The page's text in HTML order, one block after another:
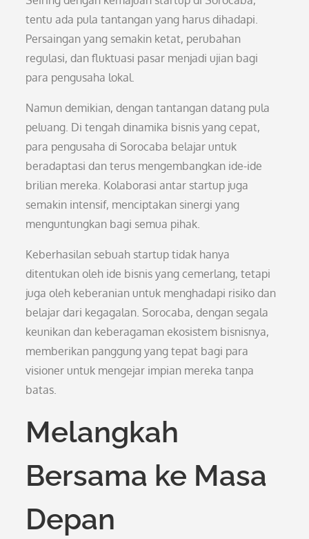
tentu ada pula tantangan yang harus dihadapi.
Persaingan yang semakin ketat, perubahan
regulasi, dan fluktuasi pasar menjadi ujian bagi
para pengusaha lokal.
Namun demikian, dengan tantangan datang pula
peluang. Di tengah dinamika bisnis yang cepat,
para pengusaha di Sorocaba belajar untuk
beradaptasi dan terus mengembangkan ide-ide
brilian mereka. Kolaborasi antar startup juga
semakin intensif, menciptakan sinergi yang
menguntungkan bagi semua pihak.
Keberhasilan sebuah startup tidak hanya
ditentukan oleh ide bisnis yang cemerlang, tetapi
juga oleh keberanian untuk menghadapi risiko dan
belajar dari kegagalan. Sorocaba, dengan segala
keunikan dan keberagaman ekosistem bisnisnya,
memberikan panggung yang tepat bagi para
visioner untuk mengejar impian mereka tanpa
batas.
Melangkah
Bersama ke Masa
Depan